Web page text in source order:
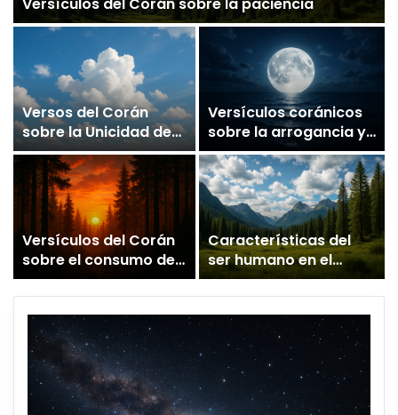
Versos del Corán
sobre la Unicidad de
Alá, Pruebas
Coránicas del Tawhid
Versículos coránicos
sobre la arrogancia y
sus consecuencias
Versículos del Corán
sobre el consumo de
alcohol y las fases de
su prohibición
Características del
ser humano en el
Corán